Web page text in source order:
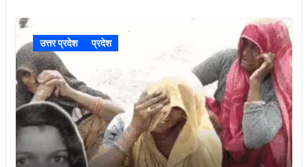
उत्तर प्रदेश प्रदेश